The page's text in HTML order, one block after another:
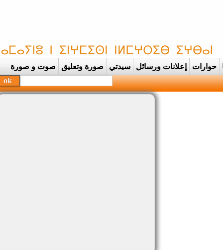
حوارات إعلانات ورسائل سيدتي صورة وتعليق صوت و صورة